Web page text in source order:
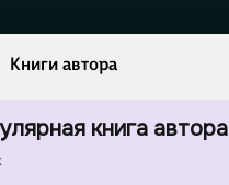
Книги автора
книга автора